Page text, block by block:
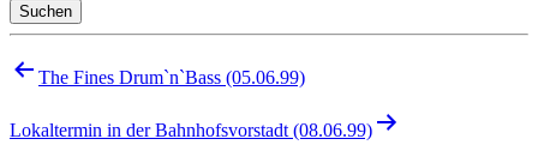
Suchen
Beitragsnavigation
The Fines Drum`n`Bass (05.06.99)
Lokaltermin in der Bahnhofsvorstadt (08.06.99)